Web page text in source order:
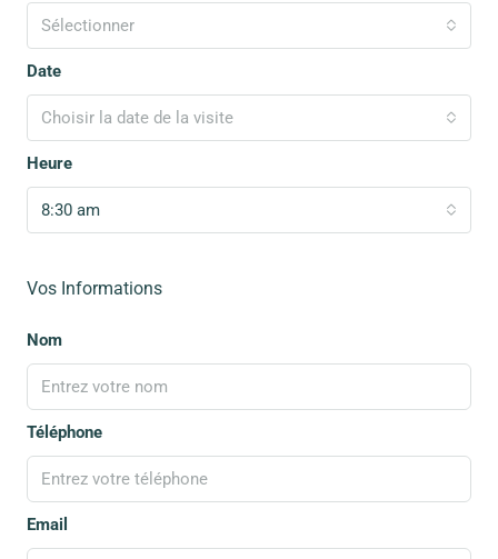
Sélectionner
Date
Choisir la date de la visite
Heure
8:30 am
Vos Informations
Nom
Téléphone
Email